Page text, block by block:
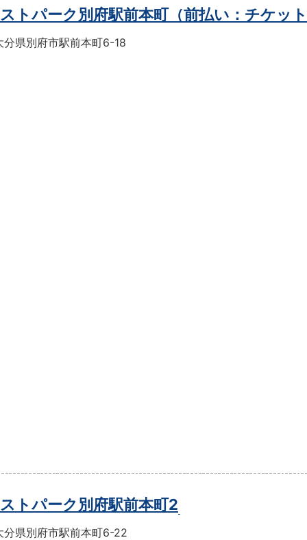
ストパーク別府駅前本町（前払い：チケッ
分県別府市駅前本町6-18
ストパーク別府駅前本町2
分県別府市駅前本町6-22